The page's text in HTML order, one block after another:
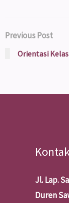
Previous Post
Orientasi
Jl. Lap.
Duren